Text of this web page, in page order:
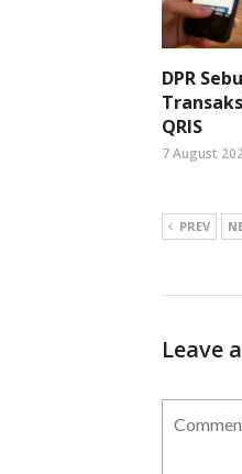
DPR
QRIS
7 August
PREV
Leave